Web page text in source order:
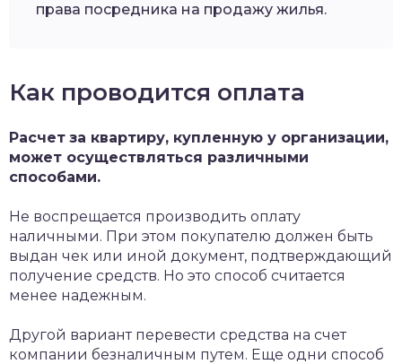
права посредника на продажу жилья.
Как проводится оплата
Расчет за квартиру, купленную у организации,
может осуществляться различными
способами.
Не воспрещается производить оплату
наличными. При этом покупателю должен быть
выдан чек или иной документ, подтверждающий
получение средств. Но это способ считается
менее надежным.
Другой вариант­ перевести средства на счет
компании безналичным путем. Еще одни способ